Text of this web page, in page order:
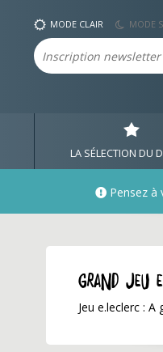
MODE CLAIR MODE
Email
LA SÉLECTION DU
Pensez à
GRAND
Jeu e.leclerc :